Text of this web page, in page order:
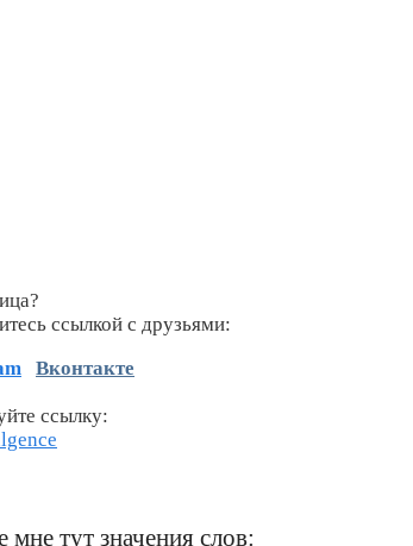
ссылкой с друзьями:
Вконтакте
ссылку:
тут значения слов: